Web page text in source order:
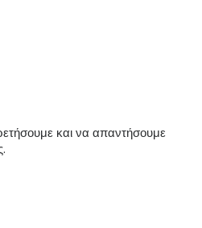
και να απαντήσουμε